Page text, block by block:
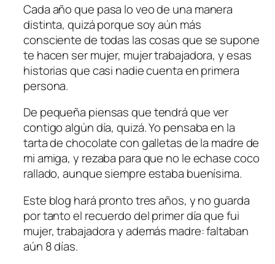
Cada año que pasa lo veo de una manera
distinta, quizá porque soy aún más
consciente de todas las cosas que se supone
te hacen ser mujer, mujer trabajadora, y esas
historias que casi nadie cuenta en primera
persona.
De pequeña piensas que tendrá que ver
contigo algún día, quizá. Yo pensaba en la
tarta de chocolate con galletas de la madre de
mi amiga, y rezaba para que no le echase coco
rallado, aunque siempre estaba buenísima.
Este blog hará pronto tres años, y no guarda
por tanto el recuerdo del primer día que fui
mujer, trabajadora y además madre: faltaban
aún 8 días.